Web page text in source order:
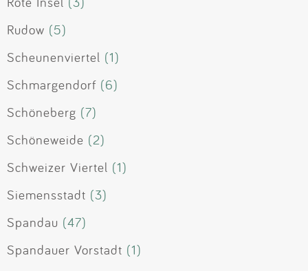
Rudow (5)
Scheunenviertel (1)
Schmargendorf (6)
Schöneberg (7)
Schöneweide (2)
Schweizer Viertel (1)
Siemensstadt (3)
Spandau (47)
Spandauer Vorstadt (1)